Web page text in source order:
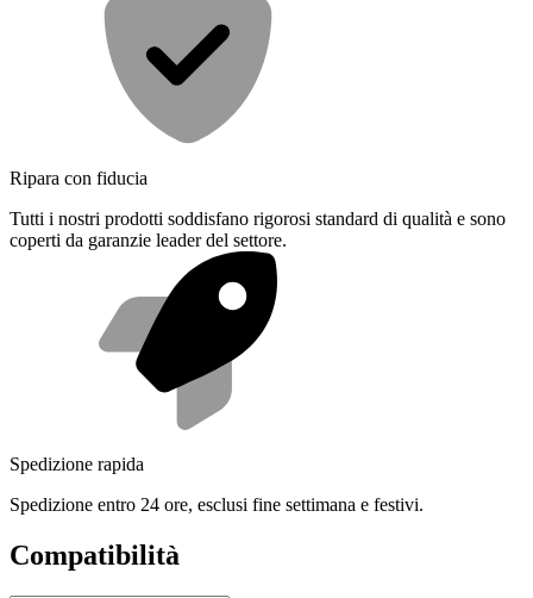
Ripara con fiducia
Tutti i nostri prodotti soddisfano rigorosi standard di qualità e sono
coperti da garanzie leader del settore.
Spedizione rapida
Spedizione entro 24 ore, esclusi fine settimana e festivi.
Compatibilità